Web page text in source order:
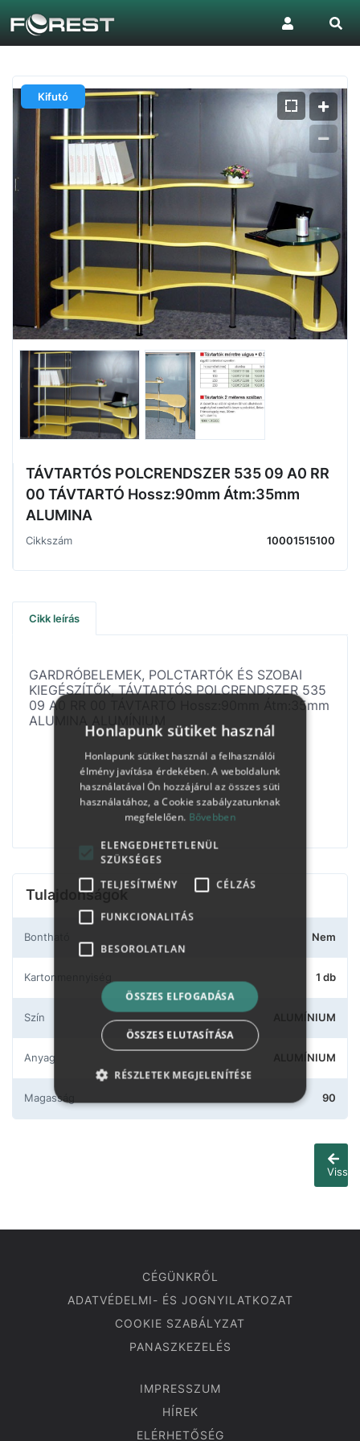
Kifutó
TÁVTARTÓS POLCRENDSZER 535 09 A0 RR
00 TÁVTARTÓ Hossz:90mm Átm:35mm
ALUMINA
Cikkszám 10001515100
Cikk leírás
GARDRÓBELEMEK, POLCTARTÓK ÉS SZOBAI
KIEGÉSZÍTŐK, TÁVTARTÓS POLCRENDSZER 535
09 A0 RR 00 TÁVTARTÓ Hossz:90mm Átm:35mm
ALUMINA ALUMÍNIUM
Tulajdonságok
Bontható Nem
Kartonmennyiség 1 db
Szín ALUMÍNIUM
Anyag ALUMÍNIUM
Magasság 90
Vissza
CÉGÜNKRŐL
ADATVÉDELMI- ÉS JOGNYILATKOZAT
COOKIE SZABÁLYZAT
PANASZKEZELÉS
IMPRESSZUM
HÍREK
ELÉRHETŐSÉG
Honlapunk sütiket használ
Honlapunk sütiket használ a felhasználói
élmény javítása érdekében. A weboldalunk
használatával Ön hozzájárul az összes süti
használatához, a Cookie szabályzatunknak
megfelelően. Bővebben
ELENGEDHETETLENÜL
SZÜKSÉGES
TELJESÍTMÉNY
CÉLZÁS
FUNKCIONALITÁS
BESOROLATLAN
ÖSSZES ELFOGADÁSA
ÖSSZES ELUTASÍTÁSA
RÉSZLETEK MEGJELENÍTÉSE